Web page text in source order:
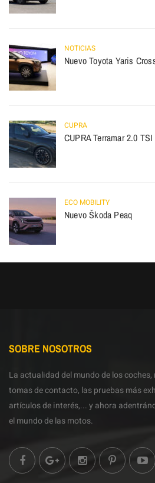
NOTICIAS
Nuevo Toyota Yaris
CUPRA
CUPRA Terramar 2.0
ECO MOBILITY
Nuevo Škoda Peaq
SOBRE NOSOTROS
La actualidad del mundo de los
tomas de contacto, las pruebas más
artículos de interés,... y ahora
el mundo de las motos.